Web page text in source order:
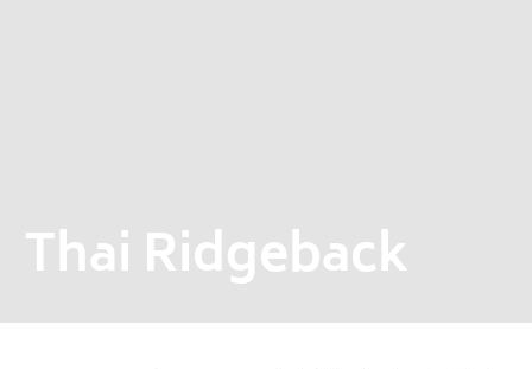
Thai Ridgeback